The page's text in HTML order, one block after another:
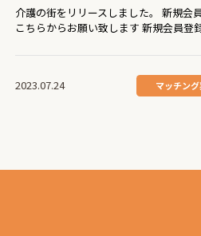
介護の街をリリースしました。 新規会
こちらからお願い致します 新規会員登
2023.07.24 マッチン